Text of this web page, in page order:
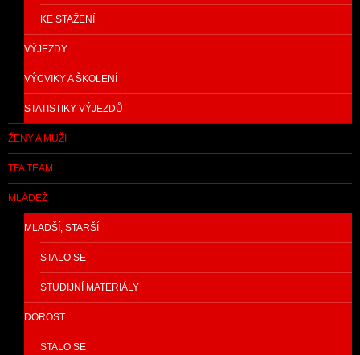
KE STAŽENÍ
VÝJEZDY
VÝCVIKY A ŠKOLENÍ
STATISTIKY VÝJEZDŮ
ŽENY A MUŽI
TFA TEAM
MLÁDEŽ
MLADŠÍ, STARŠÍ
STALO SE
STUDIJNÍ MATERIÁLY
DOROST
STALO SE